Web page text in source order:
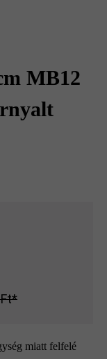
MB12
miatt felfelé